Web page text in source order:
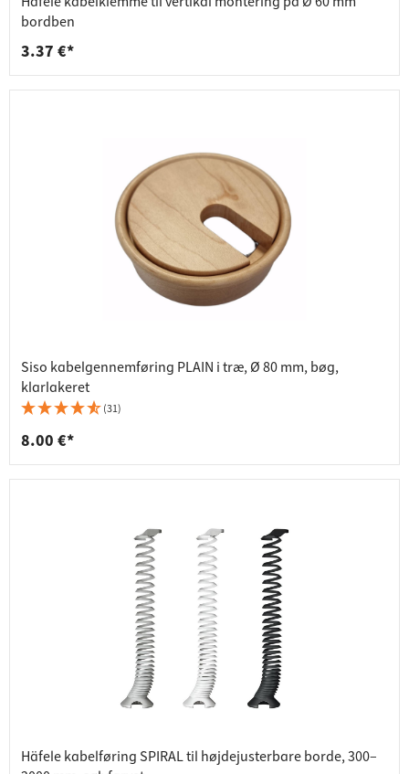
bordben
3.37 €*
Siso kabelgennemføring PLAIN i træ, Ø 80 mm, bøg,
klarlakeret
(31)
8.00 €*
Häfele kabelføring SPIRAL til højdejusterbare borde, 300–